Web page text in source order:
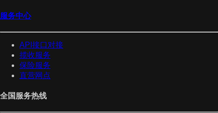
服务中心
API接口对接
揽收服务
保险服务
直营网点
全国服务热线